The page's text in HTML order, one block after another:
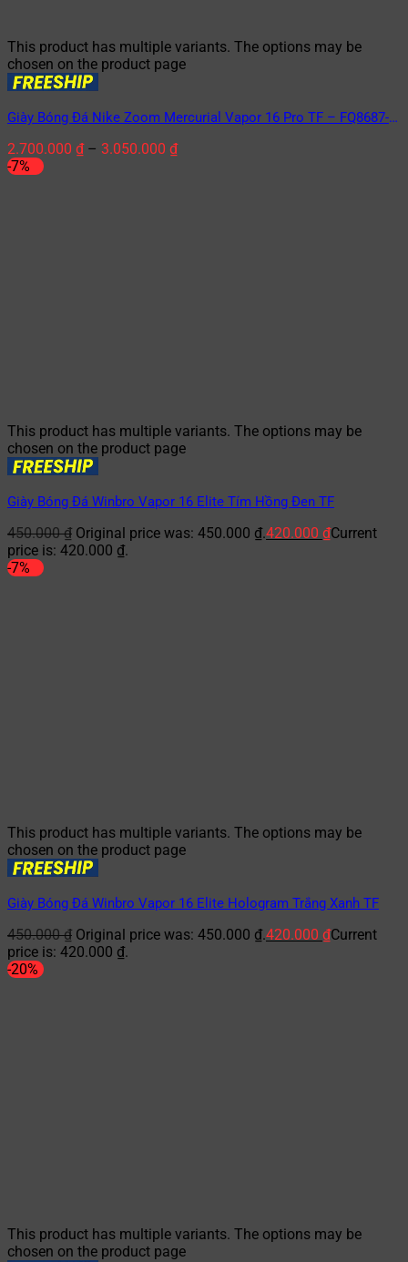
This product has multiple variants. The options may be
chosen on the product page
Giày Bóng Đá Nike Zoom Mercurial Vapor 16 Pro TF – FQ8687-
2.700.000 ₫– 3.050.000 ₫
-7%
This product has multiple variants. The options may be
chosen on the product page
Giày Bóng Đá Winbro Vapor 16 Elite Tím Hồng Đen TF
450.000₫ Original price was: 450.000 ₫.420.000 ₫Current
price is: 420.000 ₫.
-7%
This product has multiple variants. The options may be
chosen on the product page
Giày Bóng Đá Winbro Vapor 16 Elite Hologram Trắng Xanh TF
450.000₫ Original price was: 450.000 ₫.420.000 ₫Current
price is: 420.000 ₫.
-20%
This product has multiple variants. The options may be
chosen on the product page